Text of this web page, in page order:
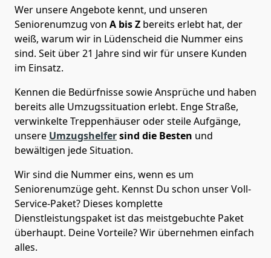
Wer unsere Angebote kennt, und unseren
Seniorenumzug von A bis Z bereits erlebt hat, der
weiß, warum wir in Lüdenscheid die Nummer eins
sind. Seit über 21 Jahre sind wir für unsere Kunden
im Einsatz.
Kennen die Bedürfnisse sowie Ansprüche und haben
bereits alle Umzugssituation erlebt. Enge Straße,
verwinkelte Treppenhäuser oder steile Aufgänge,
unsere Umzugshelfersind die Besten und
bewältigen jede Situation.
Wir sind die Nummer eins, wenn es um
Seniorenumzüge geht. Kennst Du schon unser Voll-
Service-Paket? Dieses komplette
Dienstleistungspaket ist das meistgebuchte Paket
überhaupt. Deine Vorteile? Wir übernehmen einfach
alles.